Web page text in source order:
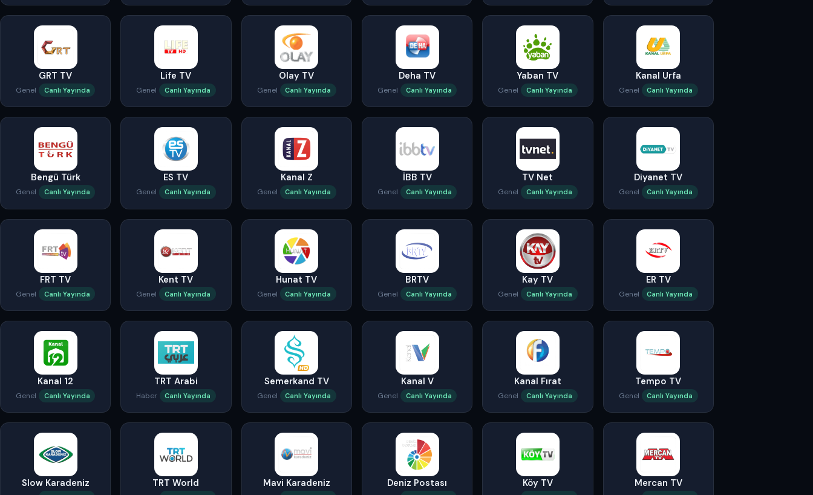
GRT TV
Genel Canlı Yayında
Life TV
Genel Canlı Yayında
Olay TV
Genel Canlı Yayında
Deha TV
Genel Canlı Yayında
Yaban TV
Genel Canlı Yayında
Kanal Urfa
Genel Canlı Yayında
Bengü Türk
Genel Canlı Yayında
ES TV
Genel Canlı Yayında
Kanal Z
Genel Canlı Yayında
İBB TV
Genel Canlı Yayında
TV Net
Genel Canlı Yayında
Diyanet TV
Genel Canlı Yayında
FRT TV
Genel Canlı Yayında
Kent TV
Genel Canlı Yayında
Hunat TV
Genel Canlı Yayında
BRTV
Genel Canlı Yayında
Kay TV
Genel Canlı Yayında
ER TV
Genel Canlı Yayında
Kanal 12
Genel Canlı Yayında
TRT Arabi
Haber Canlı Yayında
Semerkand TV
Genel Canlı Yayında
Kanal V
Genel Canlı Yayında
Kanal Fırat
Genel Canlı Yayında
Tempo TV
Genel Canlı Yayında
Slow Karadeniz TRT World Mavi Karadeniz Deniz Postası Köy TV Mercan TV